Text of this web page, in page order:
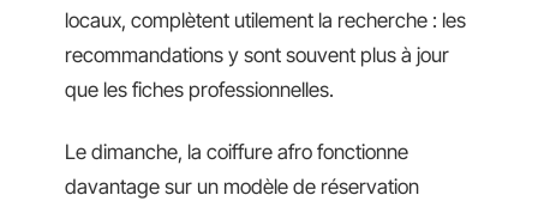
locaux, complètent utilement la recherche : les
recommandations y sont souvent plus à jour
que les fiches professionnelles.
Le dimanche, la coiffure afro fonctionne
davantage sur un modèle de réservation